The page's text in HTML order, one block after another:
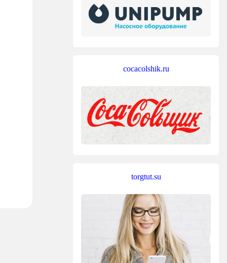
cocacolshik.ru
torgtut.su